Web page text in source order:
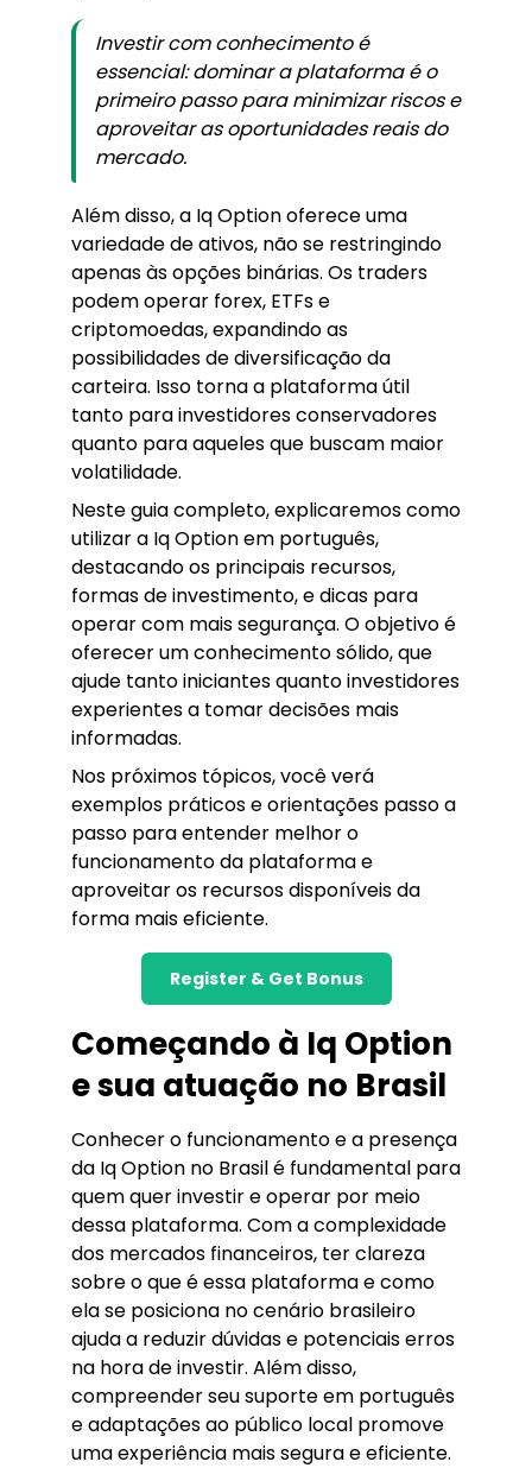
Investir com conhecimento é
essencial: dominar a plataforma é o
primeiro passo para minimizar riscos e
aproveitar as oportunidades reais do
mercado.
Além disso, a Iq Option oferece uma
variedade de ativos, não se restringindo
apenas às opções binárias. Os traders
podem operar forex, ETFs e
criptomoedas, expandindo as
possibilidades de diversificação da
carteira. Isso torna a plataforma útil
tanto para investidores conservadores
quanto para aqueles que buscam maior
volatilidade.
Neste guia completo, explicaremos como
utilizar a Iq Option em português,
destacando os principais recursos,
formas de investimento, e dicas para
operar com mais segurança. O objetivo é
oferecer um conhecimento sólido, que
ajude tanto iniciantes quanto investidores
experientes a tomar decisões mais
informadas.
Nos próximos tópicos, você verá
exemplos práticos e orientações passo a
passo para entender melhor o
funcionamento da plataforma e
aproveitar os recursos disponíveis da
forma mais eficiente.
Register & Get Bonus
Começando à Iq Option
e sua atuação no Brasil
Conhecer o funcionamento e a presença
da Iq Option no Brasil é fundamental para
quem quer investir e operar por meio
dessa plataforma. Com a complexidade
dos mercados financeiros, ter clareza
sobre o que é essa plataforma e como
ela se posiciona no cenário brasileiro
ajuda a reduzir dúvidas e potenciais erros
na hora de investir. Além disso,
compreender seu suporte em português
e adaptações ao público local promove
uma experiência mais segura e eficiente.